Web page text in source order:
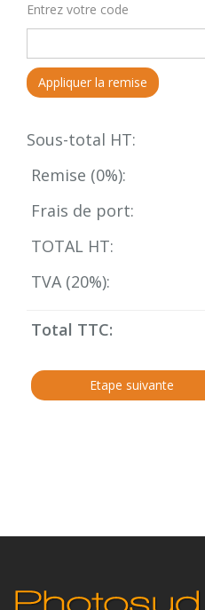
Entrez votre code
Appliquer la remise
Sous-total HT:
Remise (0%):
Frais de port:
TOTAL HT:
TVA (20%):
Total TTC: